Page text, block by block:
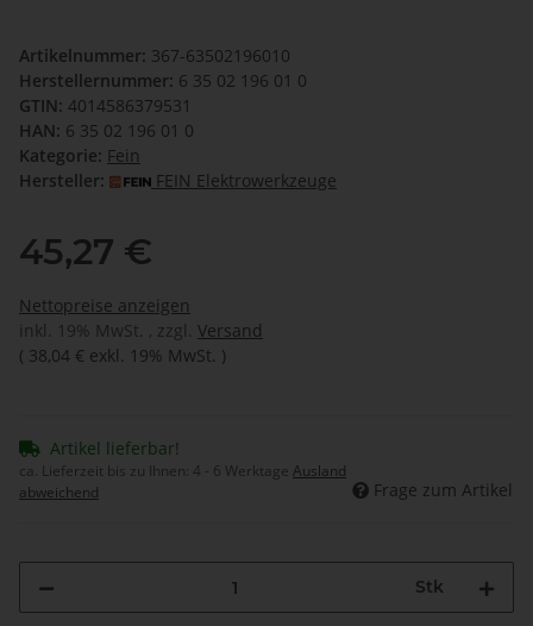
Artikelnummer: 367-63502196010
Herstellernummer: 6 35 02 196 01 0
GTIN: 4014586379531
HAN: 6 35 02 196 01 0
Kategorie: Fein
Hersteller:
FEIN Elektrowerkzeuge
45,27 €
Nettopreise anzeigen
inkl. 19% MwSt. , zzgl. Versand
( 38,04 € exkl. 19% MwSt. )
Artikel lieferbar!
ca. Lieferzeit bis zu Ihnen: 4 - 6 Werktage Ausland
abweichend
Frage zum Artikel
Stk